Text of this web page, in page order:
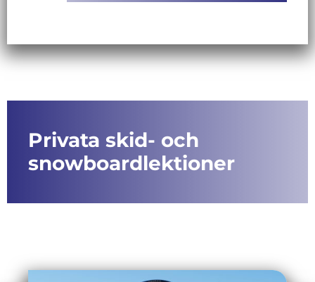
Privata skid- och
snowboardlektioner